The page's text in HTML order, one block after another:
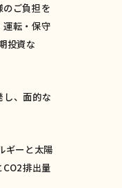
ご負担を
運転・保守
投資な
し、面的な
ギーと太陽
排出量